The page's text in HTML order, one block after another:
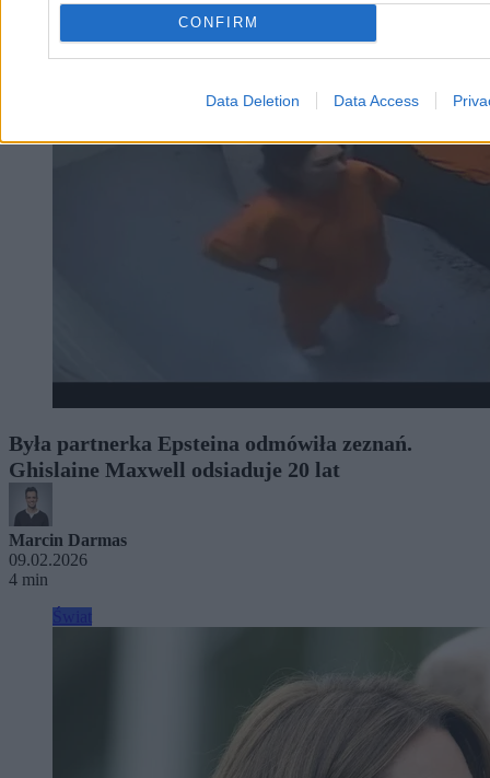
CONFIRM
Data Deletion Data Access
Była partnerka Epsteina odmówiła zeznań.
Ghislaine Maxwell odsiaduje 20 lat
Marcin Darmas
09.02.2026
4 min